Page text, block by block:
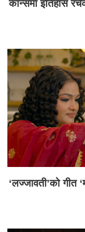
कान्समा इतिहास
‘लज्जावती’को गीत